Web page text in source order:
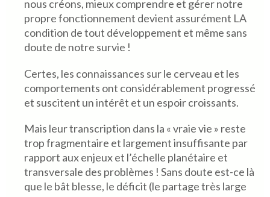
nous créons, mieux comprendre et gérer notre
propre fonctionnement devient assurément LA
condition de tout développement et même sans
doute de notre survie !
Certes, les connaissances sur le cerveau et les
comportements ont considérablement progressé
et suscitent un intérêt et un espoir croissants.
Mais leur transcription dans la « vraie vie » reste
trop fragmentaire et largement insuffisante par
rapport aux enjeux et l’échelle planétaire et
transversale des problèmes ! Sans doute est-ce là
que le bât blesse, le déficit (le partage très large